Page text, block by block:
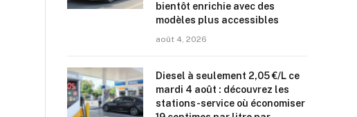
bientôt enrichie avec des
modèles plus accessibles
août 4, 2026
Diesel à seulement 2,05 €/L ce
mardi 4 août : découvrez les
stations-service où économiser